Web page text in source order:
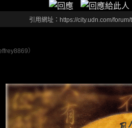
引用網址：https://city.udn.com/
）